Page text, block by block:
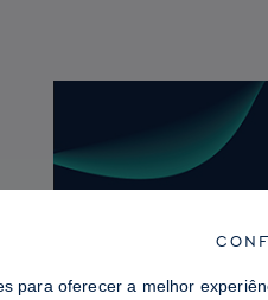
para oferecer a melhor